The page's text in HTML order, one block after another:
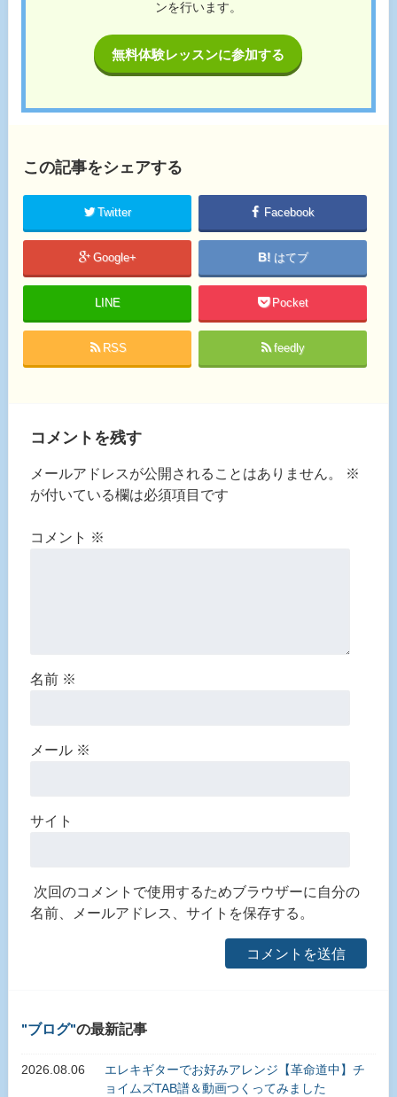
ンを行います。
無料体験レッスンに参加する
この記事をシェアする
Twitter Facebook
Google+ はてブ
LINE Pocket
RSS feedly
コメントを残す
メールアドレスが公開されることはありません。
※
が付いている欄は必須項目です
コメント ※
名前 ※
メール ※
サイト
次回のコメントで使用するためブラウザーに自分の
名前、メールアドレス、サイトを保存する。
ブログ の最新記事
2026.08.06
エレキギターでお好みアレンジ【革命道中】チ
ョイムズTAB譜＆動画つくってみました